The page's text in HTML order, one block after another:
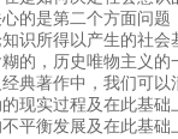
的是第二个方面问
识所得以产生的社
的，历史唯物主义
典著作中，我们可
现实过程及在此基
平衡发展及在此基